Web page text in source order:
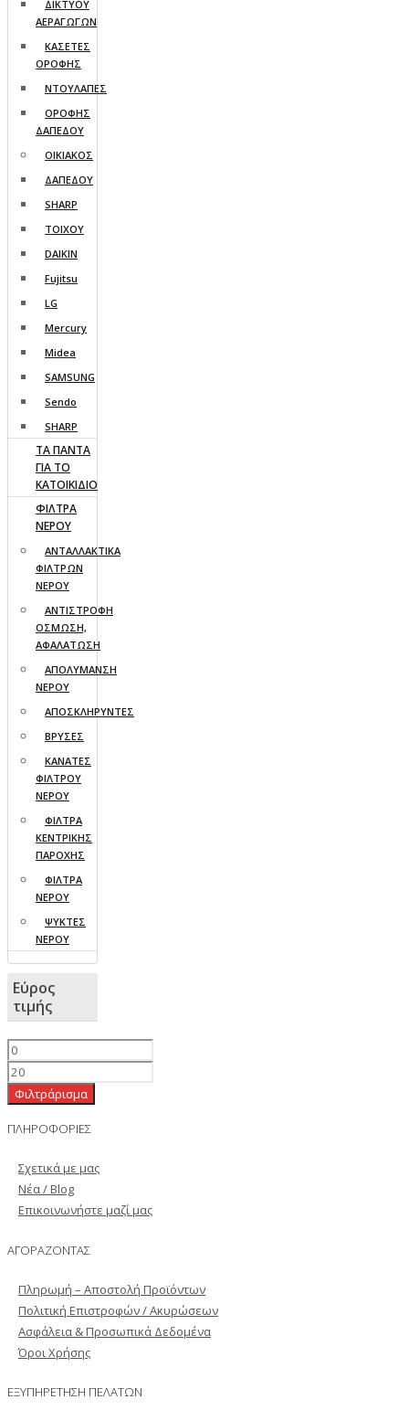
ΔΙΚΤΥΟΥ
ΑΕΡΑΓΩΓΩΝ
ΚΑΣΕΤΕΣ
ΟΡΟΦΗΣ
ΝΤΟΥΛΑΠΕΣ
ΟΡΟΦΗΣ
ΔΑΠΕΔΟΥ
ΟΙΚΙΑΚΟΣ
ΔΑΠΕΔΟΥ
SHARP
ΤΟΙΧΟΥ
DAIKIN
Fujitsu
LG
Mercury
Midea
SAMSUNG
Sendo
SHARP
ΤΑ ΠΑΝΤΑ
ΓΙΑ ΤΟ
ΚΑΤΟΙΚΙΔΙΟ
ΦΙΛΤΡΑ
ΝΕΡΟΥ
ΑΝΤΑΛΛΑΚΤΙΚΑ
ΦΙΛΤΡΩΝ
ΝΕΡΟΥ
ΑΝΤΙΣΤΡΟΦΗ
ΟΣΜΩΣΗ,
ΑΦΑΛΑΤΩΣΗ
ΑΠΟΛΥΜΑΝΣΗ
ΝΕΡΟΥ
ΑΠΟΣΚΛΗΡΥΝΤΕΣ
ΒΡΥΣΕΣ
ΚΑΝΑΤΕΣ
ΦΙΛΤΡΟΥ
ΝΕΡΟΥ
ΦΙΛΤΡΑ
ΚΕΝΤΡΙΚΗΣ
ΠΑΡΟΧΗΣ
ΦΙΛΤΡΑ
ΝΕΡΟΥ
ΨΥΚΤΕΣ
ΝΕΡΟΥ
Εύρος
τιμής
Φιλτράρισμα
ΠΛΗΡΟΦΟΡΙΕΣ
Σχετικά με μας
Νέα / Blog
Επικοινωνήστε μαζί μας
ΑΓΟΡΑΖΟΝΤΑΣ
Πληρωμή – Αποστολή Προϊόντων
Πολιτική Επιστροφών / Ακυρώσεων
Ασφάλεια & Προσωπικά Δεδομένα
Όροι Χρήσης
ΕΞΥΠΗΡΕΤΗΣΗ ΠΕΛΑΤΩΝ